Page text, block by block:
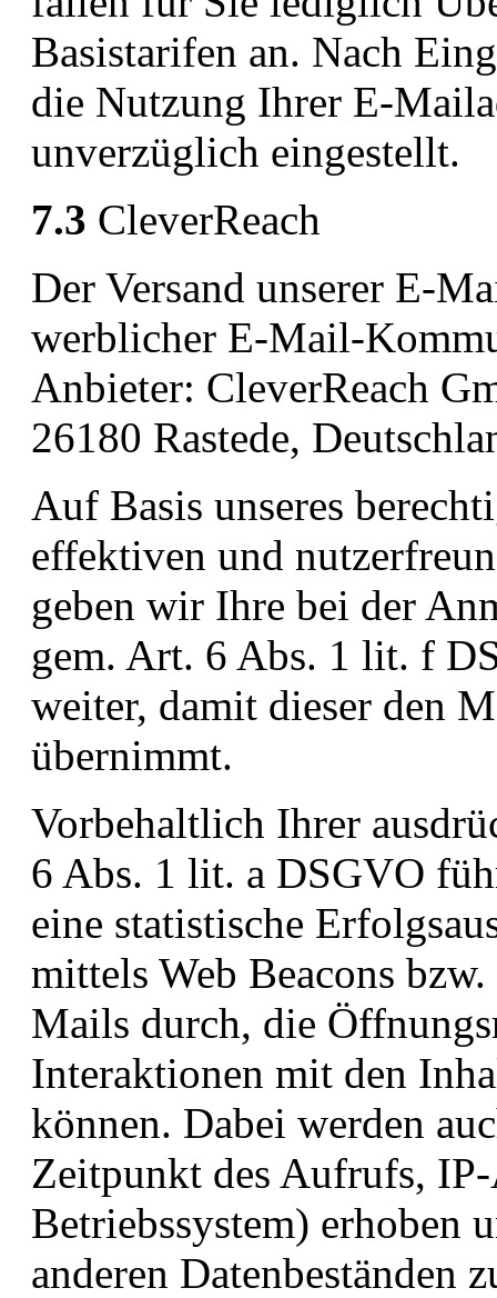
Basistarifen an. Nach
die Nutzung Ihrer E-
unverzüglich eingestellt.
7.3 CleverReach
Der Versand unserer E-
werblicher E-Mail-
Anbieter: CleverReach
26180 Rastede,
Auf Basis unseres
effektiven und
geben wir Ihre bei der
gem. Art. 6 Abs. 1 lit. f
weiter, damit dieser den
übernimmt.
Vorbehaltlich Ihrer
6 Abs. 1 lit. a DSGVO
eine statistische
mittels Web Beacons
Mails durch, die
Interaktionen mit den
können. Dabei werden
Zeitpunkt des Aufrufs,
Betriebssystem) erhoben
anderen Datenbeständen